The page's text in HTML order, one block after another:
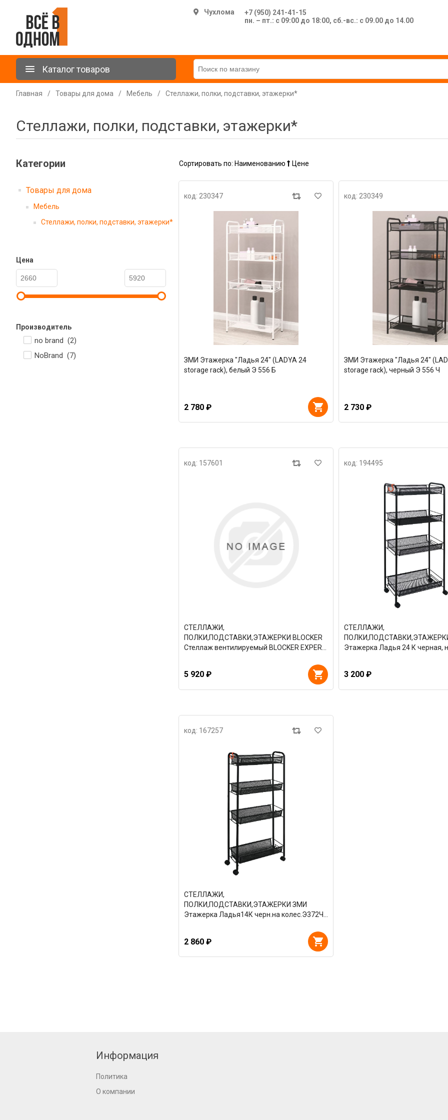
Чухлома
+7 (950) 241-41-15
пн. – пт.: с 09:00 до 18:00, сб.-вс.: с 09.00 до 14.00
Каталог товаров
Главная / Товары для дома / Мебель / Стеллажи, полки, подставки, этажерки*
Стеллажи, полки, подставки, этажерки*
Категории
Товары для дома
Мебель
Стеллажи, полки, подставки, этажерки*
Цена
Производитель
no brand (2)
NoBrand (7)
Сортировать по: Наименованию Цене
код: 230347
ЗМИ Этажерка "Ладья 24" (LADYA 24
storage rack), белый Э 556 Б
2 780 ₽
код: 230349
ЗМИ Этажерка "Ладья 24"
storage rack), черный Э 556 Ч
2 730 ₽
код: 157601
СТЕЛЛАЖИ,
ПОЛКИ,ПОДСТАВКИ,ЭТАЖЕРКИ BLOCKER
Стеллаж вентилируемый BLOCKER EXPERT
5 920 ₽
код: 194495
СТЕЛЛАЖИ,
Этажерка Ладья 24 К черная,
3 200 ₽
код: 167257
СТЕЛЛАЖИ,
ПОЛКИ,ПОДСТАВКИ,ЭТАЖЕРКИ ЗМИ
Этажерка Ладья14К черн.на колес.Э372Ч
2 860 ₽
Информация
Политика
О компании